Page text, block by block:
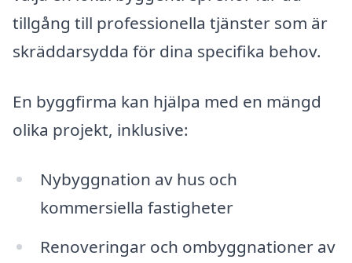
tillgång till professionella tjänster som är
skräddarsydda för dina specifika behov.
En byggfirma kan hjälpa med en mängd
olika projekt, inklusive:
Nybyggnation av hus och
kommersiella fastigheter
Renoveringar och ombyggnationer av